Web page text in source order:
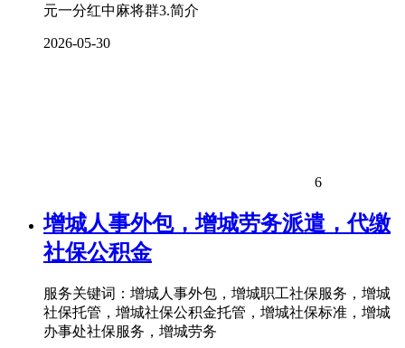
元一分红中麻将群3.简介
2026-05-30
6
增城人事外包，增城劳务派遣，代缴
社保公积金
服务关键词：增城人事外包，增城职工社保服务，增城
社保托管，增城社保公积金托管，增城社保标准，增城
办事处社保服务，增城劳务